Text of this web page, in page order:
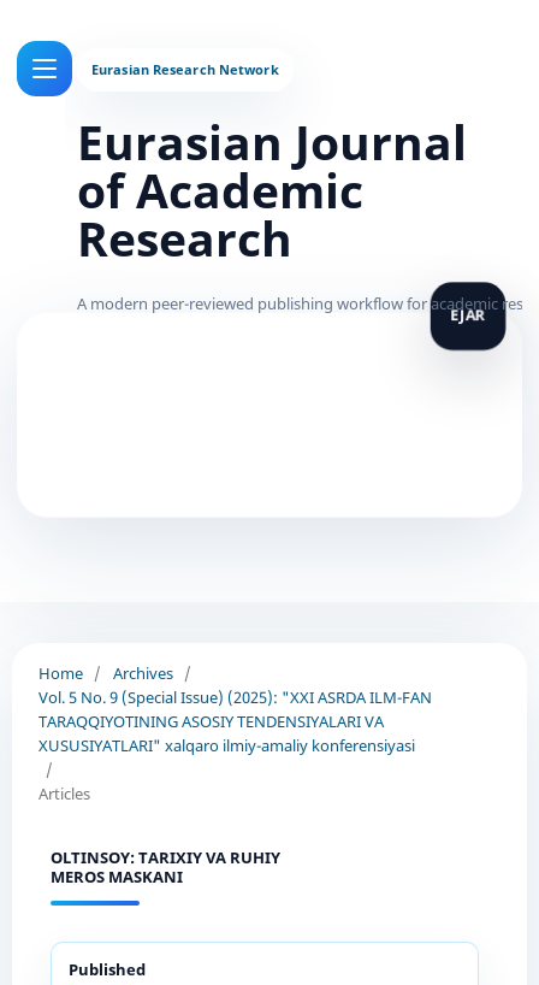
Eurasian Journal
of Academic
Research
Home / Archives /
Vol. 5 No. 9 (Special Issue) (2025): "XXI ASRDA ILM-FAN
TARAQQIYOTINING ASOSIY TENDENSIYALARI VA
XUSUSIYATLARI" xalqaro ilmiy-amaliy konferensiyasi
/
Articles
OLTINSOY: TARIXIY VA RUHIY
MEROS MASKANI
Published